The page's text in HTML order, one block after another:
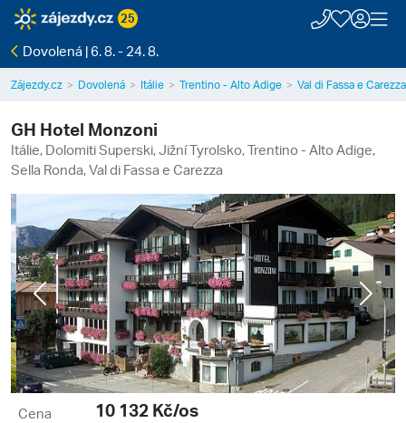
25
Dovolená | 6. 8. - 24. 8.
Zájezdy.cz Dovolená Itálie Trentino - Alto Adige Val di Fassa e Carezza
GH Hotel Monzoni
Itálie, Dolomiti Superski, Jižní Tyrolsko, Trentino - Alto Adige,
Sella Ronda, Val di Fassa e Carezza
Previous Next
Cena 10 132 Kč/os